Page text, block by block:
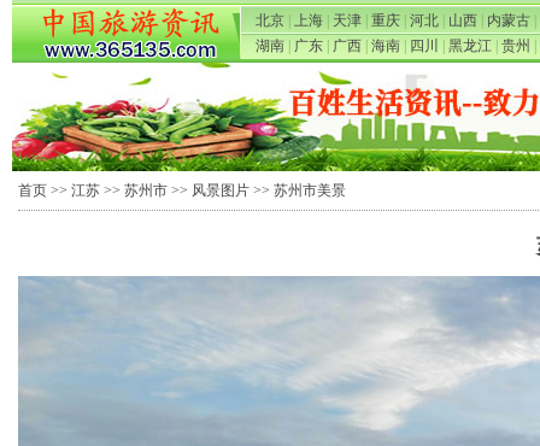
北京 上海 天津 重庆 河北 山西 内蒙古
湖南
广东 广西 海南 四川 黑龙江 贵州
首页 >> 江苏 >> 苏州市 >> 风景图片 >> 苏州市美景